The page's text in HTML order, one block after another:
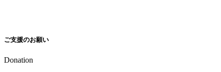
ご支援のお願い
Donation